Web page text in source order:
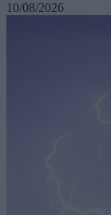
10/08/2026